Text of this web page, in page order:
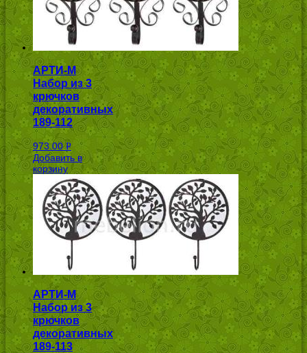
АРТИ-М
Набор из 3
крючков
декоративных
189-112
973.00Р
УБ.
Добавить в
корзину
АРТИ-М
Набор из 3
крючков
декоративных
189-113